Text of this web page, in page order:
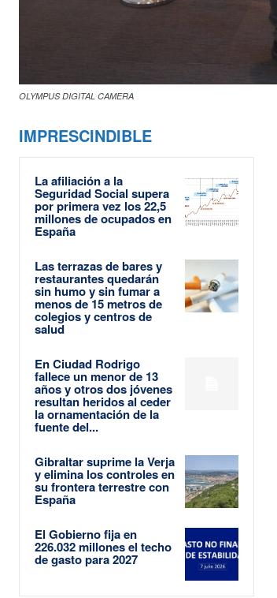
OLYMPUS DIGITAL CAMERA
IMPRESCINDIBLE
La afiliación a la
Seguridad Social supera
por primera vez los 22,5
millones de ocupados en
España
Las terrazas de bares y
restaurantes quedarán
sin humo y sin fumar a
menos de 15 metros de
colegios y centros de
salud
En Ciudad Rodrigo
fallece un menor de 13
años y otros dos jóvenes
resultan heridos al ceder
la ornamentación de la
fuente del...
Gibraltar suprime la Verja
y elimina los controles en
su frontera terrestre con
España
El Gobierno fija en
226.032 millones el techo
de gasto para 2027